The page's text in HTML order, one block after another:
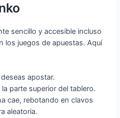
sencillo y accesible incluso
los juegos de apuestas. Aquí
apostar.
parte superior del tablero.
cae, rebotando en clavos
aleatoria.